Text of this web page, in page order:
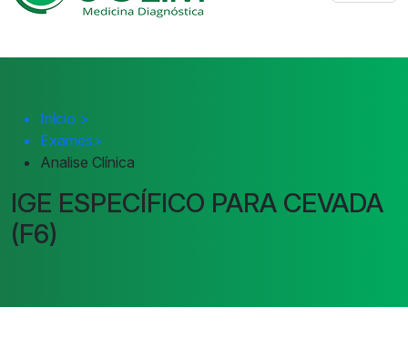
Início >
Exames>
Analise Clínica
IGE ESPECÍFICO PARA CEVADA
(F6)